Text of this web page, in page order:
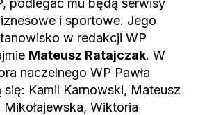
podlegać mu będą serwisy
i sportowe. Jego
w redakcji WP
Mateusz Ratajczak. W
naczelnego WP Pawła
się: Kamil Karnowski, Mateusz
Wiktoria